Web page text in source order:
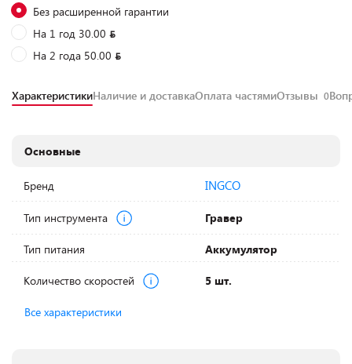
Без расширенной гарантии
На 1 год 30.00
На 2 года 50.00
ХарактеристикиНаличие и доставкаОплата частямиОтзывы 0
Основные
Бренд INGCO
Тип инструмента Гравер
Тип питания Аккумулятор
Количество скоростей 5 шт.
Все характеристики